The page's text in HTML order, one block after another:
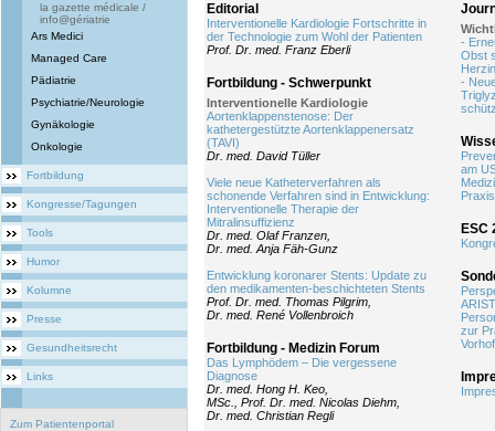
la gazette médicale /
info@gériatrie
Ars Medici
Managed Care
Pädiatrie
Psychiatrie/Neurologie
Gynäkologie
Onkologie
Fortbildung
Kongresse/Tagungen
Tools
Humor
Kolumne
Presse
Gesundheitsrecht
Links
Zum Patientenportal
Editorial
Interventionelle Kardiologie Fortschritte in
der Technologie zum Wohl der Patienten
Prof. Dr. med. Franz Eberli
Fortbildung - Schwerpunkt
Interventionelle Kardiologie
Aortenklappenstenose: Der
kathetergestützte Aortenklappenersatz
(TAVI)
Dr. med. David Tüller
Viele neue Katheterverfahren als
schonende Verfahren sind in Entwicklung:
Interventionelle Therapie der
Mitralinsuffizienz
Dr. med. Olaf Franzen,
Dr. med. Anja Fäh-Gunz
Entwicklung koronarer Stents: Update zu
den medikamenten-beschichteten Stents
Prof. Dr. med. Thomas Pilgrim,
Dr. med. René Vollenbroich
Fortbildung - Medizin Forum
Das Lymphödem – Die vergessene
Diagnose
Dr. med. Hong H. Keo,
MSc., Prof. Dr. med. Nicolas Diehm,
Dr. med. Christian Regli
-
Obst
-
am
Praxis
ESC
zur